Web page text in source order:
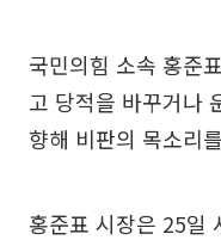
국민의힘 소속 홍준
고 당적을 바꾸거나
향해 비판의 목소리
홍준표 시장은 25일